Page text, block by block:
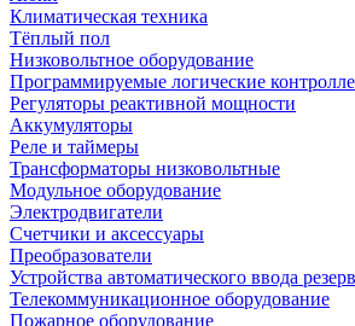
Климатическая техника
Тёплый пол
Низковольтное оборудование
Программируемые логические
Регуляторы реактивной мощности
Аккумуляторы
Реле и таймеры
Трансформаторы низковольтные
Модульное оборудование
Электродвигатели
Счетчики и аксессуары
Преобразователи
Устройства автоматического ввода
Телекоммуникационное оборудование
Пожарное оборудование